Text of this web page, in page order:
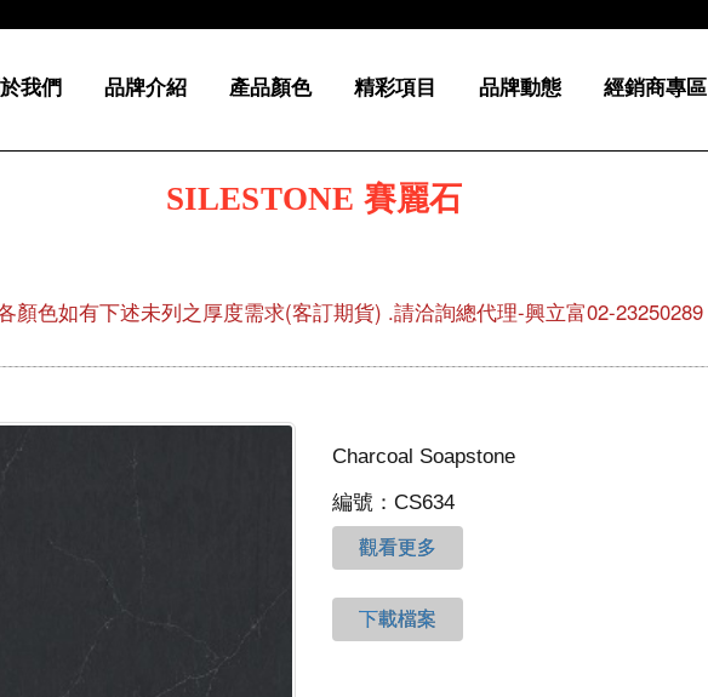
我們 品牌介紹 產品顏色 精彩項目 品牌動態 經銷商專區
SILESTONE 賽麗石
顏色如有下述未列之厚度需求(客訂期貨) .請洽詢總代理-興立富02-23250289
Charcoal Soapstone
編號：CS634
觀看更多
下載檔案